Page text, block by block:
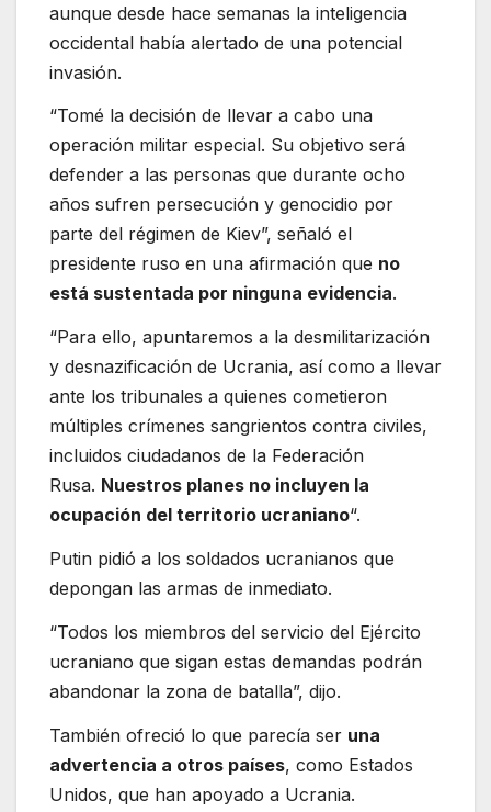
aunque desde hace semanas la inteligencia
occidental había alertado de una potencial
invasión.
“Tomé la decisión de llevar a cabo una
operación militar especial. Su objetivo será
defender a las personas que durante ocho
años sufren persecución y genocidio por
parte del régimen de Kiev”, señaló el
presidente ruso en una afirmación que no
está sustentada por ninguna evidencia.
“Para ello, apuntaremos a la desmilitarización
y desnazificación de Ucrania, así como a llevar
ante los tribunales a quienes cometieron
múltiples crímenes sangrientos contra civiles,
incluidos ciudadanos de la Federación
Rusa. Nuestros planes no incluyen la
ocupación del territorio ucraniano“.
Putin pidió a los soldados ucranianos que
depongan las armas de inmediato.
“Todos los miembros del servicio del Ejército
ucraniano que sigan estas demandas podrán
abandonar la zona de batalla”, dijo.
También ofreció lo que parecía ser una
advertencia a otros países, como Estados
Unidos, que han apoyado a Ucrania.